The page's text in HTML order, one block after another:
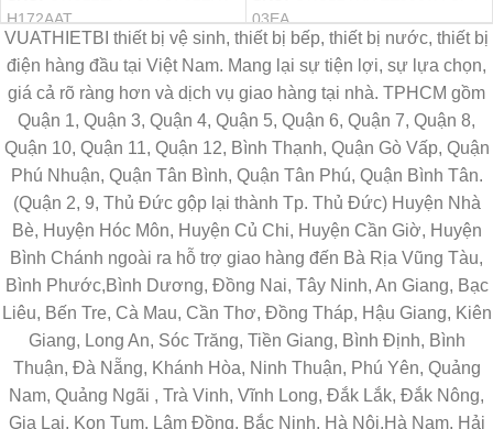
H172AAT
03EA
VUATHIETBI thiết bị vệ sinh, thiết bị bếp, thiết bị nước, thiết bị
điện hàng đầu tại Việt Nam. Mang lại sự tiện lợi, sự lựa chọn,
giá cả rõ ràng hơn và dịch vụ giao hàng tại nhà. TPHCM gồm
Quận 1, Quận 3, Quận 4, Quận 5, Quận 6, Quận 7, Quận 8,
Quận 10, Quận 11, Quận 12, Bình Thạnh, Quận Gò Vấp, Quận
Phú Nhuận, Quận Tân Bình, Quận Tân Phú, Quận Bình Tân.
(Quận 2, 9, Thủ Đức gộp lại thành Tp. Thủ Đức) Huyện Nhà
Bè, Huyện Hóc Môn, Huyện Củ Chi, Huyện Cần Giờ, Huyện
Bình Chánh ngoài ra hỗ trợ giao hàng đến Bà Rịa Vũng Tàu,
Bình Phước,Bình Dương, Đồng Nai, Tây Ninh, An Giang, Bạc
Liêu, Bến Tre, Cà Mau, Cần Thơ, Đồng Tháp, Hậu Giang, Kiên
Giang, Long An, Sóc Trăng, Tiền Giang, Bình Định, Bình
Thuận, Đà Nẵng, Khánh Hòa, Ninh Thuận, Phú Yên, Quảng
Nam, Quảng Ngãi , Trà Vinh, Vĩnh Long, Đắk Lắk, Đắk Nông,
Gia Lai, Kon Tum, Lâm Đồng, Bắc Ninh, Hà Nội,Hà Nam, Hải